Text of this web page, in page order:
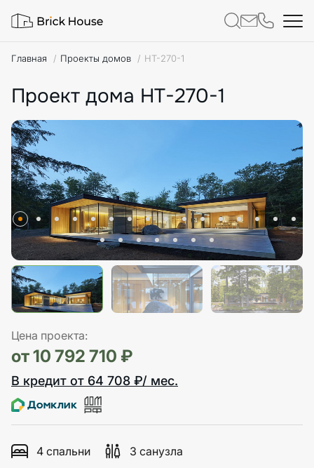
Главная Проекты домов HT-270-1
Проект дома HT-270-1
Цена проекта:
от 10 792 710 ₽
В кредит от 64 708 ₽/ мес.
4 спальни
3 санузла